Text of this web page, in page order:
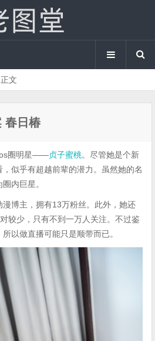
正文
春日椿
圈明星——贞子蜜桃。尽管她是个新
似乎有超越前辈的潜力。虽然她的名
内巨星。
博主，拥有13万粉丝。此外，她还
较少，只有不到一万人关注。不过鉴
以做直播可能只是顺带而已。